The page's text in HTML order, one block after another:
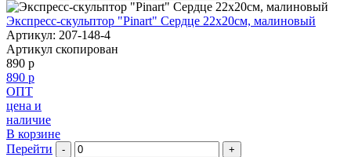
Экспресс-скульптор "Pinart" Сердце 22х20см, малиновый
Артикул: 207-148-4
Артикул скопирован
890 р
890 р
ОПТ
цена и
наличие
В корзине
Перейти
- +